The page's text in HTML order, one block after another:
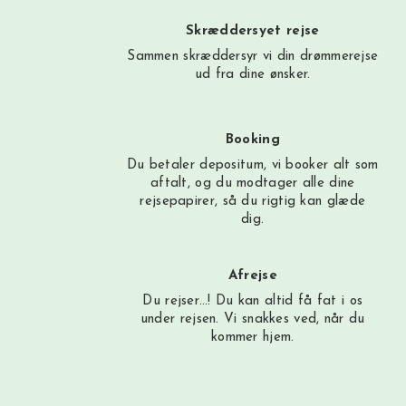
Skræddersyet rejse
Sammen skræddersyr vi din drømmerejse
ud fra dine ønsker.
Booking
Du betaler depositum, vi booker alt som
aftalt, og du modtager alle dine
rejsepapirer, så du rigtig kan glæde
dig.
Afrejse
Du rejser…! Du kan altid få fat i os
under rejsen. Vi snakkes ved, når du
kommer hjem.